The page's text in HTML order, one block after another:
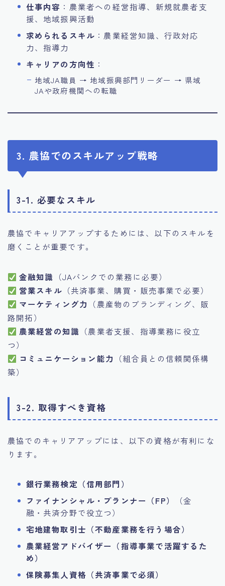
仕事内容 ：農業者への経営指導、新規就農者支
援、地域振興活動
求められるスキル ：農業経営知識、行政対応
力、指導力
キャリアの方向性 ：
地域JA職員 → 地域振興部門リーダー → 県域
JAや政府機関への転職
3. 農協でのスキルアップ戦略
3-1. 必要なスキル
農協でキャリアアップするためには、以下のスキルを
磨くことが重要です。
金融知識 （JAバンクでの業務に必要）
営業スキル （共済事業、購買・販売事業で必要）
マーケティング力
（農産物のブランディング、販
路開拓）
農業経営の知識 （農業者支援、指導業務に役立
つ）
コミュニケーション能力
（組合員との信頼関係構
築）
3-2. 取得すべき資格
農協でのキャリアアップには、以下の資格が有利にな
ります。
銀行業務検定（信用部門）
ファイナンシャル・プランナー（FP）
（金
融・共済分野で役立つ）
宅地建物取引士（不動産業務を行う場合）
農業経営アドバイザー（指導事業で活躍するた
め）
保険募集人資格（共済事業で必須）